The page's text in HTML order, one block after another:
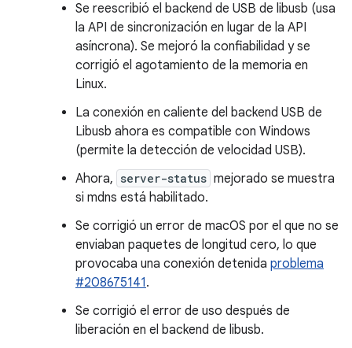
Se reescribió el backend de USB de libusb (usa
la API de sincronización en lugar de la API
asíncrona). Se mejoró la confiabilidad y se
corrigió el agotamiento de la memoria en
Linux.
La conexión en caliente del backend USB de
Libusb ahora es compatible con Windows
(permite la detección de velocidad USB).
Ahora, server-status mejorado se muestra
si mdns está habilitado.
Se corrigió un error de macOS por el que no se
enviaban paquetes de longitud cero, lo que
provocaba una conexión detenida problema
#208675141.
Se corrigió el error de uso después de
liberación en el backend de libusb.